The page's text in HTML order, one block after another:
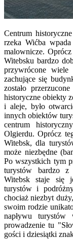
Centrum
rzeka Wićba
malownicze.
Witebsku bardzo
przywrócone
zachujące się
zostało
historyczne obiekty
i aleje, było
innych obiektów
centrum
Olgierdu. Oprócz
Witebsk, dla
może niezbędne
Po wszystkich tym
turystów bardzo z
Witebsk staje się
turystów i
chociaż niezbyt
swoim rodzie
napływu
prowadzenie tu
gości i dziesiątki